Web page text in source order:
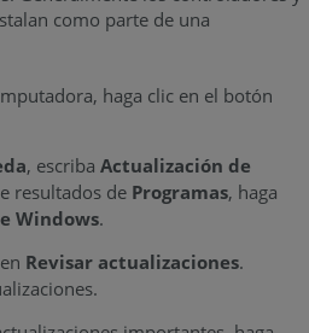
como parte de una
haga clic en el botón
, escriba Actualización de
resultados de Programas, haga
Windows.
Revisar actualizaciones.